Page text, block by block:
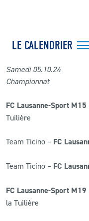
LE CALENDRIER
Samedi 05.10.24
Championnat
FC Lausanne-Sport M15
Tuilière
Team Ticino – FC
Team Ticino – FC
FC Lausanne-Sport M19
la Tuilière